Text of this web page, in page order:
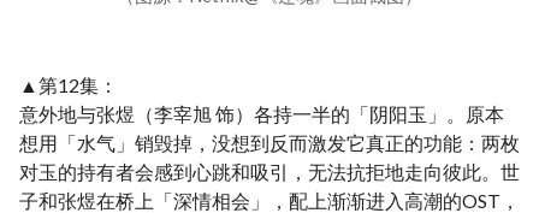
▲第12集：
意外地与张煜（李宰旭 饰）各持一半的「阴阳玉」。原本
想用「水气」销毁掉，没想到反而激发它真正的功能：两枚
对玉的持有者会感到心跳和吸引，无法抗拒地走向彼此。世
子和张煜在桥上「深情相会」，配上渐渐进入高潮的OST，